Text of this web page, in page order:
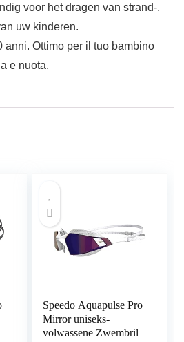
voor het dragen van strand-,
uw kinderen.
anni. Ottimo per il tuo bambino
e nuota.
Speedo Aquapulse Pro
Mirror uniseks-
volwassene Zwembril